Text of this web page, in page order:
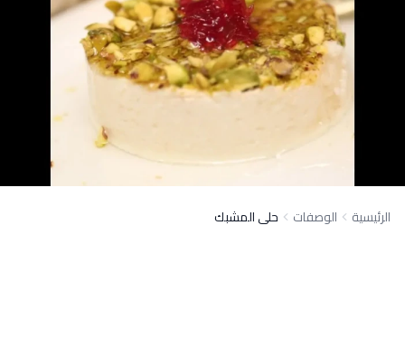
الرئيسية الوصفات حلى المشبك